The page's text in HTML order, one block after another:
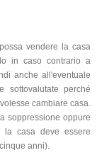
vendere la casa
in caso contrario a
anche all'eventuale
sottovalutate perché
cambiare casa.
soppressione oppure
casa deve essere
anni).